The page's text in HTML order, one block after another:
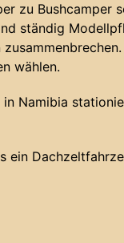
zu Bushcamper
ständig
wählen.
Namibia
ein